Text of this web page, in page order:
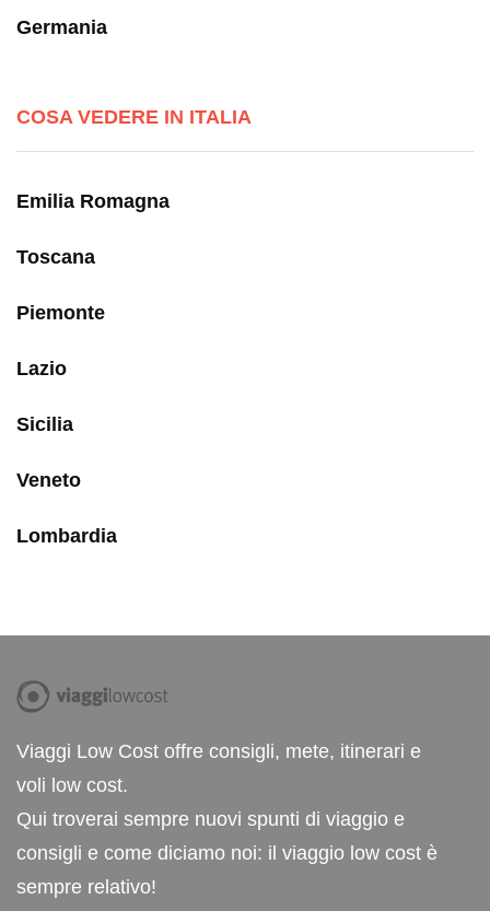
Germania
COSA VEDERE IN ITALIA
Emilia Romagna
Toscana
Piemonte
Lazio
Sicilia
Veneto
Lombardia
Viaggi Low Cost offre consigli, mete, itinerari e
voli low cost.
Qui troverai sempre nuovi spunti di viaggio e
consigli e come diciamo noi: il viaggio low cost è
sempre relativo!